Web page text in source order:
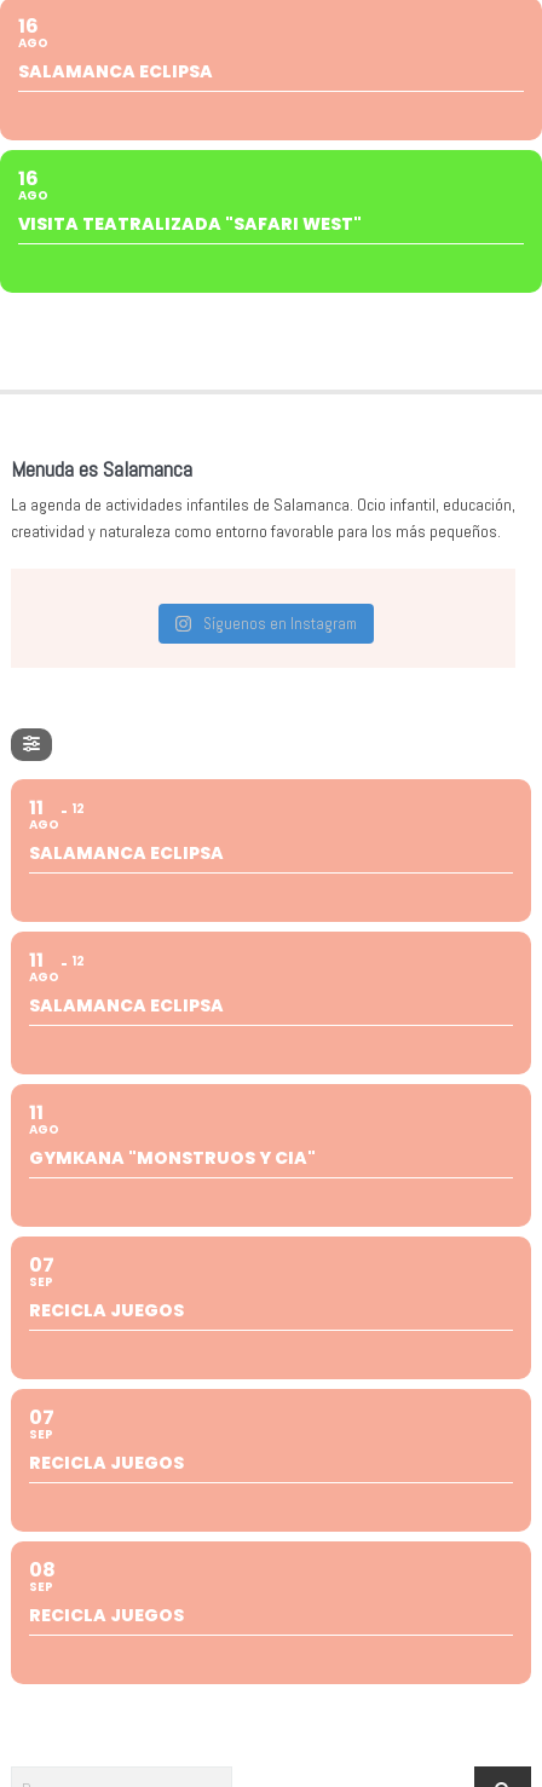
16
AGO
SALAMANCA ECLIPSA
16
AGO
VISITA TEATRALIZADA "SAFARI WEST"
Menuda es Salamanca
La agenda de actividades infantiles de Salamanca. Ocio infantil, educación,
creatividad y naturaleza como entorno favorable para los más pequeños.
Síguenos en Instagram
11
AGO
12
SALAMANCA ECLIPSA
11
AGO
12
SALAMANCA ECLIPSA
11
AGO
GYMKANA "MONSTRUOS Y CIA"
07
SEP
RECICLA JUEGOS
07
SEP
RECICLA JUEGOS
08
SEP
RECICLA JUEGOS